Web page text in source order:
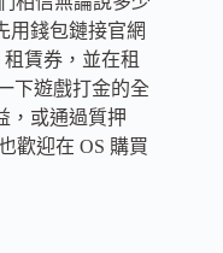
用錢包鏈接官網
租賃券，並在租
下遊戲打金的全
，或通過質押
歡迎在 OS 購買